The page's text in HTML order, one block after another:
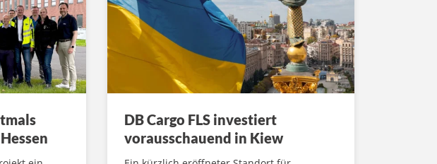
DB Cargo FLS investiert
vorausschauend in Kiew